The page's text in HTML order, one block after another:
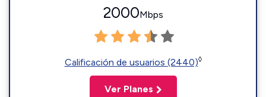
2000Mbps
Calificación de usuarios (2440)◊
Ver Planes